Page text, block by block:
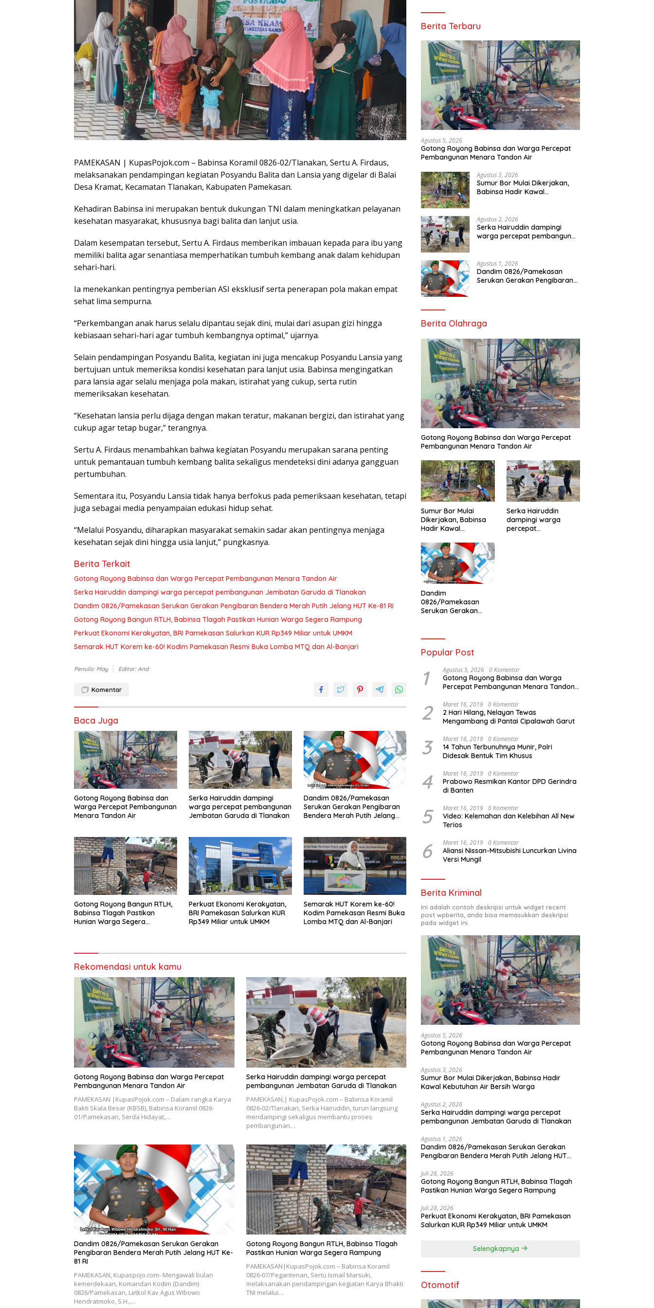
PAMEKASAN | KupasPojok.com – Babinsa Koramil 0826-02/Tlanakan, Sertu A. Firdaus,
melaksanakan pendampingan kegiatan Posyandu Balita dan Lansia yang digelar di Balai
Desa Kramat, Kecamatan Tlanakan, Kabupaten Pamekasan.
Kehadiran Babinsa ini merupakan bentuk dukungan TNI dalam meningkatkan pelayanan
kesehatan masyarakat, khususnya bagi balita dan lanjut usia.
Dalam kesempatan tersebut, Sertu A. Firdaus memberikan imbauan kepada para ibu yang
memiliki balita agar senantiasa memperhatikan tumbuh kembang anak dalam kehidupan
sehari-hari.
Ia menekankan pentingnya pemberian ASI eksklusif serta penerapan pola makan empat
sehat lima sempurna.
“Perkembangan anak harus selalu dipantau sejak dini, mulai dari asupan gizi hingga
kebiasaan sehari-hari agar tumbuh kembangnya optimal,” ujarnya.
Selain pendampingan Posyandu Balita, kegiatan ini juga mencakup Posyandu Lansia yang
bertujuan untuk memeriksa kondisi kesehatan para lanjut usia. Babinsa mengingatkan
para lansia agar selalu menjaga pola makan, istirahat yang cukup, serta rutin
memeriksakan kesehatan.
“Kesehatan lansia perlu dijaga dengan makan teratur, makanan bergizi, dan istirahat yang
cukup agar tetap bugar,” terangnya.
Sertu A. Firdaus menambahkan bahwa kegiatan Posyandu merupakan sarana penting
untuk pemantauan tumbuh kembang balita sekaligus mendeteksi dini adanya gangguan
pertumbuhan.
Sementara itu, Posyandu Lansia tidak hanya berfokus pada pemeriksaan kesehatan, tetapi
juga sebagai media penyampaian edukasi hidup sehat.
“Melalui Posyandu, diharapkan masyarakat semakin sadar akan pentingnya menjaga
kesehatan sejak dini hingga usia lanjut,” pungkasnya.
Berita Terkait
Gotong Royong Babinsa dan Warga Percepat Pembangunan Menara Tandon Air
Serka Hairuddin dampingi warga percepat pembangunan Jembatan Garuda di Tlanakan
Dandim 0826/Pamekasan Serukan Gerakan Pengibaran Bendera Merah Putih Jelang HUT Ke-81 RI
Gotong Royong Bangun RTLH, Babinsa Tlagah Pastikan Hunian Warga Segera Rampung
Perkuat Ekonomi Kerakyatan, BRI Pamekasan Salurkan KUR Rp349 Miliar untuk UMKM
Semarak HUT Korem ke-60! Kodim Pamekasan Resmi Buka Lomba MTQ dan Al-Banjari
Penulis: May Editor: And
Komentar
Baca Juga
Gotong Royong Babinsa dan
Warga Percepat Pembangunan
Menara Tandon Air
Serka Hairuddin dampingi
warga percepat pembangunan
Jembatan Garuda di Tlanakan
Dandim 0826/Pamekasan
Serukan Gerakan Pengibaran
Bendera Merah Putih Jelang
Gotong Royong Bangun RTLH,
Babinsa Tlagah Pastikan
Hunian Warga Segera
Perkuat Ekonomi Kerakyatan,
BRI Pamekasan Salurkan KUR
Rp349 Miliar untuk UMKM
Semarak HUT Korem ke-60!
Kodim Pamekasan Resmi Buka
Lomba MTQ dan Al-Banjari
Rekomendasi untuk kamu
Gotong Royong Babinsa dan Warga Percepat
Pembangunan Menara Tandon Air
PAMEKASAN |KupasPojok.com – Dalam rangka Karya
Bakti Skala Besar (KBSB), Babinsa Koramil 0826-
01/Pamekasan, Serda Hidayat,…
Serka Hairuddin dampingi warga percepat
pembangunan Jembatan Garuda di Tlanakan
PAMEKASAN,| KupasPojok.com – Babinsa Koramil
0826-02/Tlanakan, Serka Hairuddin, turun langsung
mendampingi sekaligus membantu proses
pembangunan…
Dandim 0826/Pamekasan Serukan Gerakan
Pengibaran Bendera Merah Putih Jelang HUT Ke-
81 RI
PAMEKASAN, Kupaspojo.com- Mengawali bulan
kemerdekaan, Komandan Kodim (Dandim)
0826/Pamekasan, Letkol Kav Agus Wibowo
Hendratmoko, S.H.,…
Gotong Royong Bangun RTLH, Babinsa Tlagah
Pastikan Hunian Warga Segera Rampung
PAMEKASAN|KupasPojok.com – Babinsa Koramil
0826-07/Pegantenan, Sertu Ismail Marsuki,
melaksanakan pendampingan kegiatan Karya Bhakti
TNI melalui…
Berita Terbaru
Agustus 5, 2026
Gotong Royong Babinsa dan Warga Percepat
Pembangunan Menara Tandon Air
Agustus 3, 2026
Sumur Bor Mulai Dikerjakan,
Babinsa Hadir Kawal
Agustus 2, 2026
Serka Hairuddin dampingi
warga percepat pembangunan
Agustus 1, 2026
Dandim 0826/Pamekasan
Serukan Gerakan Pengibaran
Berita Olahraga
Gotong Royong Babinsa dan Warga Percepat
Pembangunan Menara Tandon Air
Sumur Bor Mulai
Dikerjakan, Babinsa
Hadir Kawal
Warga
Serka Hairuddin
dampingi warga
percepat
Dandim
0826/Pamekasan
Serukan Gerakan
HUT Ke-81 RI
Popular Post
1 Agustus 5, 2026 0 Komentar
Gotong Royong Babinsa dan Warga
Percepat Pembangunan Menara Tandon
2 Maret 16, 2019 0 Komentar
2 Hari Hilang, Nelayan Tewas
Mengambang di Pantai Cipalawah Garut
3 Maret 16, 2019 0 Komentar
14 Tahun Terbunuhnya Munir, Polri
Didesak Bentuk Tim Khusus
4 Maret 16, 2019 0 Komentar
Prabowo Resmikan Kantor DPD Gerindra
di Banten
5 Maret 16, 2019 0 Komentar
Video: Kelemahan dan Kelebihan All New
Terios
6 Maret 16, 2019 0 Komentar
Aliansi Nissan-Mitsubishi Luncurkan Livina
Versi Mungil
Berita Kriminal
Ini adalah contoh deskripsi untuk widget recent
post wpberita, anda bisa memasukkan deskripsi
pada widget ini.
Agustus 5, 2026
Gotong Royong Babinsa dan Warga Percepat
Pembangunan Menara Tandon Air
Agustus 3, 2026
Sumur Bor Mulai Dikerjakan, Babinsa Hadir
Kawal Kebutuhan Air Bersih Warga
Agustus 2, 2026
Serka Hairuddin dampingi warga percepat
pembangunan Jembatan Garuda di Tlanakan
Agustus 1, 2026
Dandim 0826/Pamekasan Serukan Gerakan
Pengibaran Bendera Merah Putih Jelang HUT
Juli 28, 2026
Gotong Royong Bangun RTLH, Babinsa Tlagah
Pastikan Hunian Warga Segera Rampung
Juli 28, 2026
Perkuat Ekonomi Kerakyatan, BRI Pamekasan
Salurkan KUR Rp349 Miliar untuk UMKM
Selengkapnya
Otomotif